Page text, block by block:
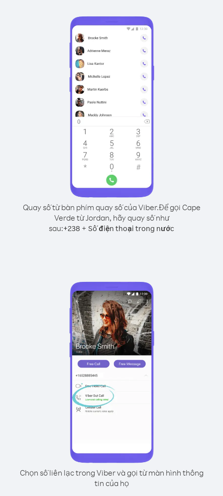
Quay số từ bàn phím quay số của Viber.Để gọi Cape
Verde từ Jordan, hãy quay số như
sau:+238 + Số điện thoại trong nước
Chọn số liên lạc trong Viber và gọi từ màn hình thông
tin của họ